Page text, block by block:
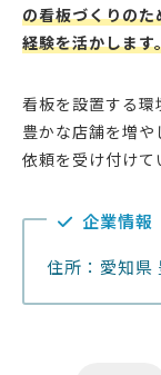
の看板づくりの
経験を活かします
看板を設置する
豊かな店舗を増
依頼を受け付けて
企業情報
住所：愛知県